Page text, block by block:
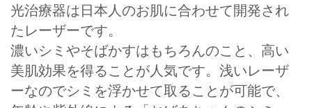
光治療器は日本人のお肌に合わせて開発され
たレーザーです。
濃いシミやそばかすはもちろんのこと、高い
美肌効果を得ることが人気です。浅いレーザ
ーなのでシミを浮かせて取ることが可能で、